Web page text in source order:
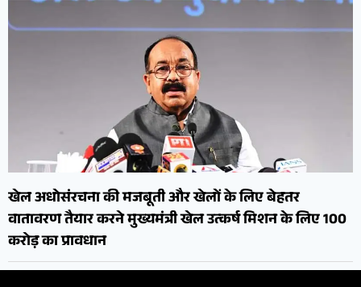
खेल अधोसंरचना की मजबूती और खेलों के लिए बेहतर
वातावरण तैयार करने मुख्यमंत्री खेल उत्कर्ष मिशन के लिए 100
करोड़ का प्रावधान